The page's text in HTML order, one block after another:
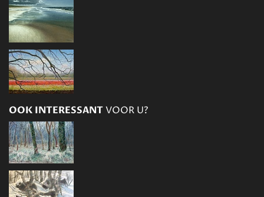
OOK INTERESSANTVOOR U?